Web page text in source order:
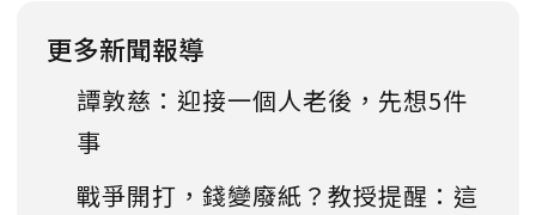
更多新聞報導
譚敦慈：迎接一個人老後，先想5件
事
戰爭開打，錢變廢紙？教授提醒：這